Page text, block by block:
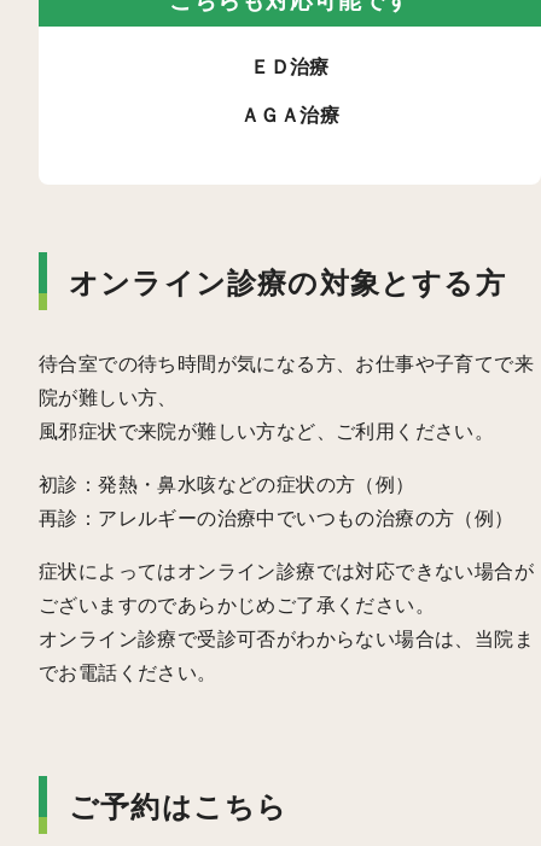
ＥＤ治療
ＡＧＡ治療
オンライン診療の対象とする方
待合室での待ち時間が気になる方、お仕事や子育てで来
院が難しい方、
風邪症状で来院が難しい方など、ご利用ください。
初診：発熱・鼻水咳などの症状の方（例）
再診：アレルギーの治療中でいつもの治療の方（例）
症状によってはオンライン診療では対応できない場合が
ございますのであらかじめご了承ください。
オンライン診療で受診可否がわからない場合は、当院ま
でお電話ください。
ご予約はこちら